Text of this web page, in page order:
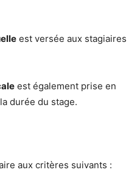
est versée aux stagiaires
est également prise en
durée du stage.
aux critères suivants :